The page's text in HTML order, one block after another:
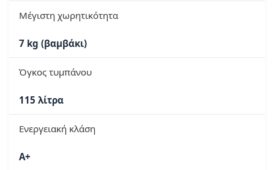
Μέγιστη χωρητικότητα
7 kg (βαμβάκι)
Όγκος τυμπάνου
115 λίτρα
Ενεργειακή κλάση
A+